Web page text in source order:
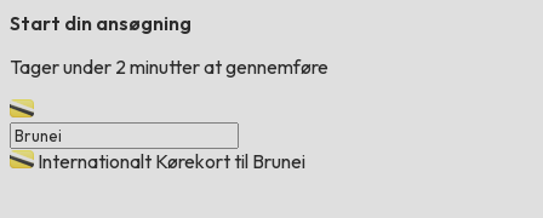
Start din ansøgning
Tager under 2 minutter at gennemføre
Internationalt Kørekort til Brunei